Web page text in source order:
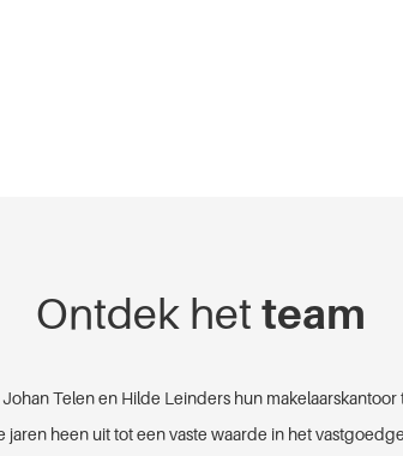
Ontdek het team
Telen en Hilde Leinders hun
heen uit tot een vaste waarde in het